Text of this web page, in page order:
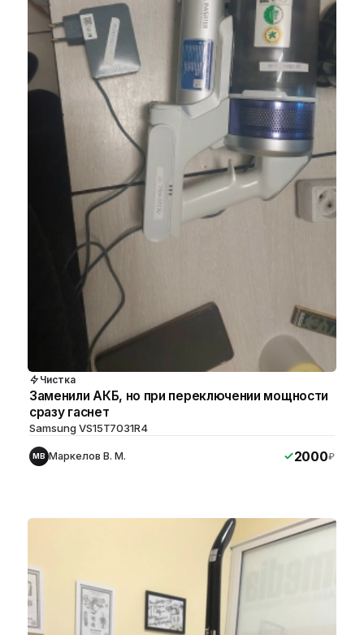
Чистка
Заменили АКБ, но при переключении мощности
сразу гаснет
Samsung VS15T7031R4
МВ Маркелов В. М. 2000₽